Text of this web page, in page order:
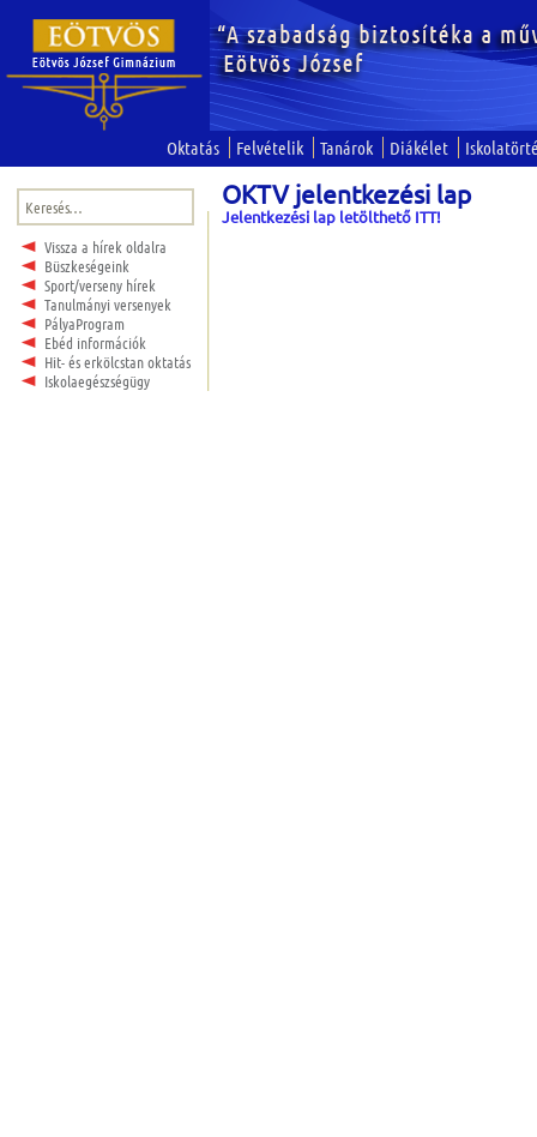
Oktatás Felvételik Tanárok Diákélet
Keresés:
Vissza a hírek oldalra
Büszkeségeink
Sport/verseny hírek
Tanulmányi versenyek
PályaProgram
Ebéd információk
Hit- és erkölcstan oktatás
Iskolaegészségügy
OKTV jelentkezési lap
Jelentkezési lap letölthető ITT!